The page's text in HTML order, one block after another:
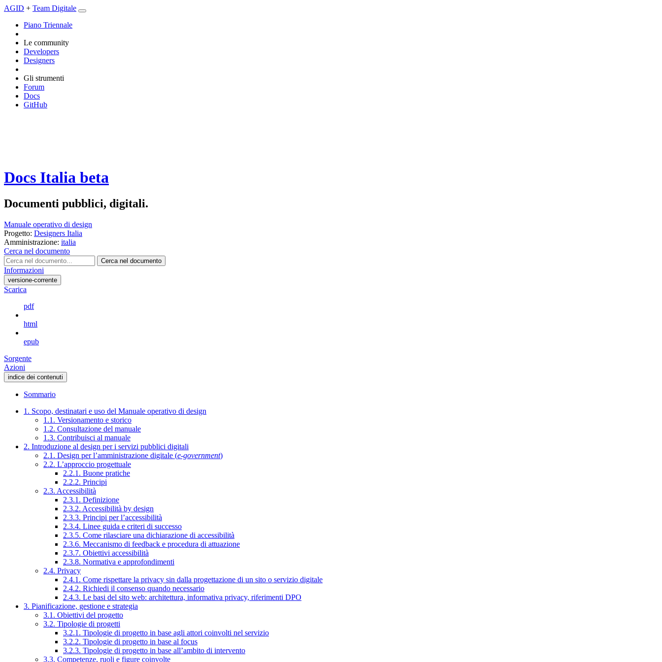
AGID + Team Digitale
Piano Triennale
Le community
Developers
Designers
Gli strumenti
Forum
Docs
GitHub
Docs Italia beta
Documenti pubblici, digitali.
Manuale operativo di design
Progetto: Designers Italia
Amministrazione: italia
Cerca nel documento
Cerca nel documento
Informazioni
versione-corrente
Scarica
pdf
html
epub
Sorgente
Azioni
indice dei contenuti
Sommario
1. Scopo, destinatari e uso del Manuale operativo di design
1.1. Versionamento e storico
1.2. Consultazione del manuale
1.3. Contribuisci al manuale
2. Introduzione al design per i servizi pubblici digitali
2.1. Design per l’amministrazione digitale (e-government)
2.2. L’approccio progettuale
2.2.1. Buone pratiche
2.2.2. Principi
2.3. Accessibilità
2.3.1. Definizione
2.3.2. Accessibilità by design
2.3.3. Principi per l’accessibilità
2.3.4. Linee guida e criteri di successo
2.3.5. Come rilasciare una dichiarazione di accessibilità
2.3.6. Meccanismo di feedback e procedura di attuazione
2.3.7. Obiettivi accessibilità
2.3.8. Normativa e approfondimenti
2.4. Privacy
2.4.1. Come rispettare la privacy sin dalla progettazione di un sito o servizio digitale
2.4.2. Richiedi il consenso quando necessario
2.4.3. Le basi del sito web: architettura, informativa privacy, riferimenti DPO
3. Pianificazione, gestione e strategia
3.1. Obiettivi del progetto
3.2. Tipologie di progetti
3.2.1. Tipologie di progetto in base agli attori coinvolti nel servizio
3.2.2. Tipologie di progetto in base al focus
3.2.3. Tipologie di progetto in base all’ambito di intervento
3.3. Competenze, ruoli e figure coinvolte